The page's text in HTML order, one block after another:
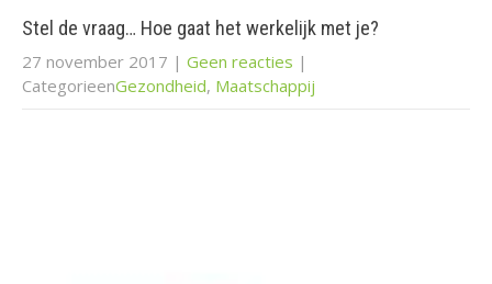
Stel de vraag… Hoe gaat het werkelijk met je?
27 november 2017 | Geen reacties |
CategorieenGezondheid, Maatschappij